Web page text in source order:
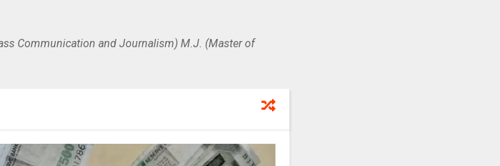
Communication and Journalism) M.J. (Master of